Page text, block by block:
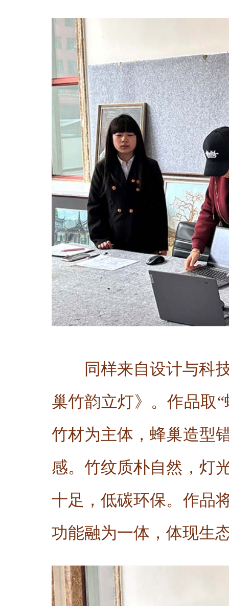
同样来自设计与科
巢竹韵立灯》。作品取
竹材为主体，蜂巢造型
感。竹纹质朴自然，灯
十足，低碳环保。作品
功能融为一体，体现生